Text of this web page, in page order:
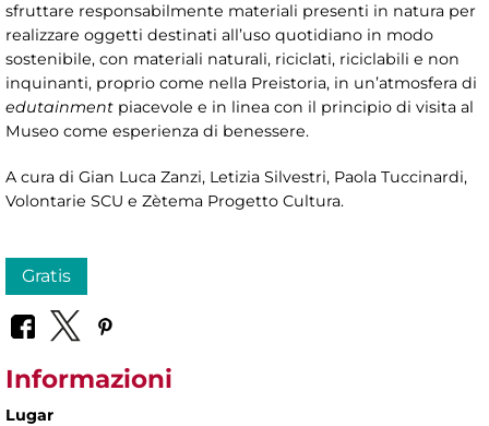
sfruttare responsabilmente materiali presenti in natura per
realizzare oggetti destinati all’uso quotidiano in modo
sostenibile, con materiali naturali, riciclati, riciclabili e non
inquinanti, proprio come nella Preistoria, in un’atmosfera di
edutainment piacevole e in linea con il principio di visita al
Museo come esperienza di benessere.
A cura di Gian Luca Zanzi, Letizia Silvestri, Paola Tuccinardi,
Volontarie SCU e Zètema Progetto Cultura.
Gratis
Informazioni
Lugar